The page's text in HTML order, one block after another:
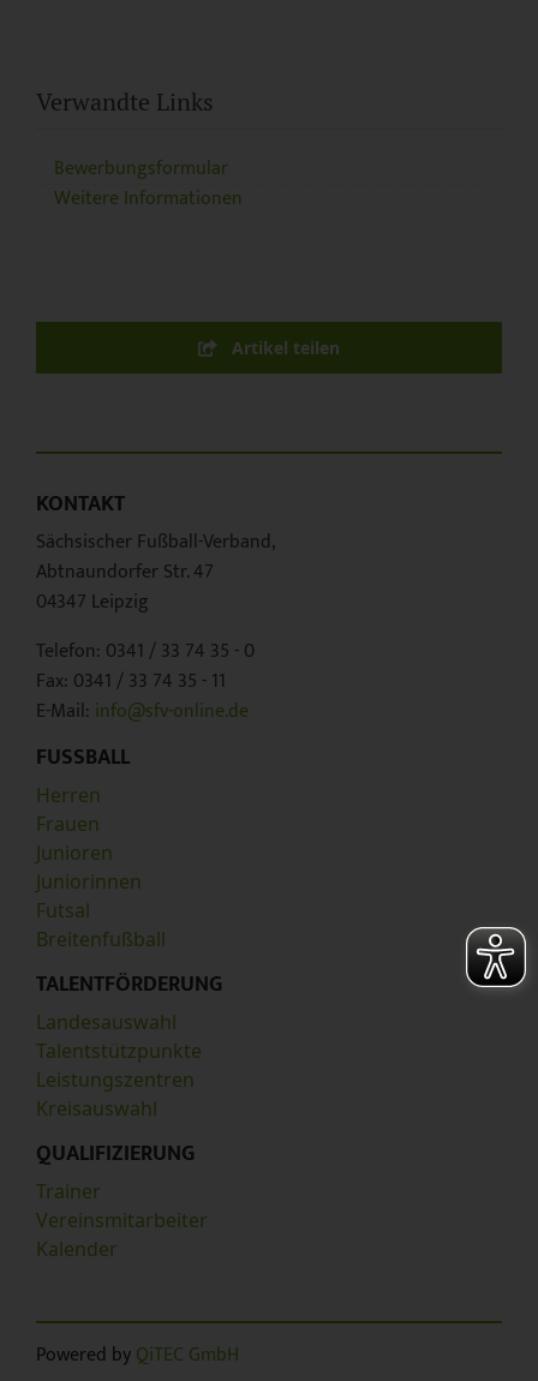
Verwandte Links
Bewerbungsformular
Weitere Informationen
Artikel teilen
KONTAKT
Sächsischer Fußball-Verband,
Abtnaundorfer Str. 47
04347 Leipzig
Telefon: 0341 / 33 74 35 - 0
Fax: 0341 / 33 74 35 - 11
E-Mail: info@sfv-online.de
FUSSBALL
Herren
Frauen
Junioren
Juniorinnen
Futsal
Breitenfußball
TALENTFÖRDERUNG
Landesauswahl
Talentstützpunkte
Leistungszentren
Kreisauswahl
QUALIFIZIERUNG
Trainer
Vereinsmitarbeiter
Kalender
Powered byQiTEC GmbH